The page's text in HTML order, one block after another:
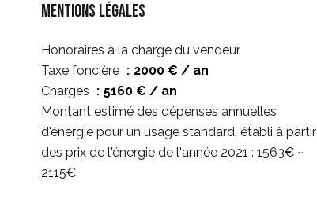
Mentions légales
Honoraires à la charge du vendeur
Taxe foncière
2000 € / an
Charges
5160 € / an
Montant estimé des dépenses annuelles
d'énergie pour un usage standard, établi à partir
des prix de l'énergie de l'année 2021 : 1563€ ~
2115€